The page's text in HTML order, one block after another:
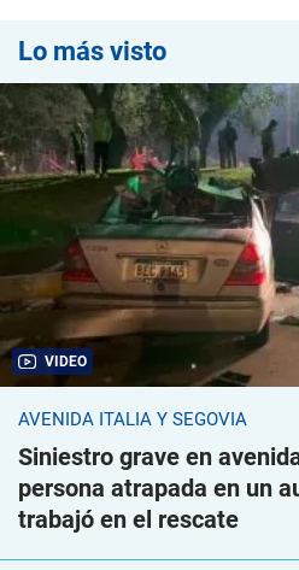
Lo más visto
VIDEO
AVENIDA ITALIA Y SEGOVIA
Siniestro grave en
persona atrapada en un
trabajó en el rescate